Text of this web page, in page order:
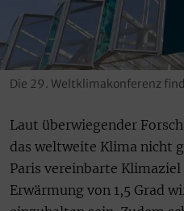
Die 29. Weltklimakonferenz
Laut überwiegender
das weltweite Klima nicht
Paris vereinbarte
Erwärmung von 1,5 Grad